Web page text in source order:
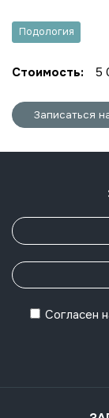
Подология
Стоимость: 5
Записаться
Согласен